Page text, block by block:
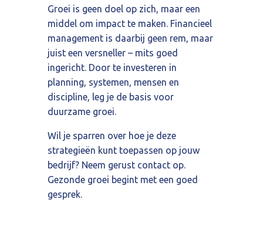
Groei is geen doel op zich, maar een
middel om impact te maken. Financieel
management is daarbij geen rem, maar
juist een versneller – mits goed
ingericht. Door te investeren in
planning, systemen, mensen en
discipline, leg je de basis voor
duurzame groei.
Wil je sparren over hoe je deze
strategieën kunt toepassen op jouw
bedrijf? Neem gerust contact op.
Gezonde groei begint met een goed
gesprek.